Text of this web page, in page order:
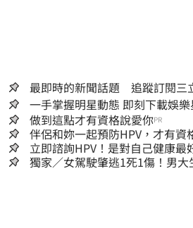
最即時的新聞話題 追蹤訂閱三
一手掌握明星動態 即刻
做到這點才有資格說愛你PR
伴侶和妳一起預防HPV，才有資
立即諮詢HPV！是對自己健康最
嫌晚！
獨家／女駕駛肇逃1死1傷！男